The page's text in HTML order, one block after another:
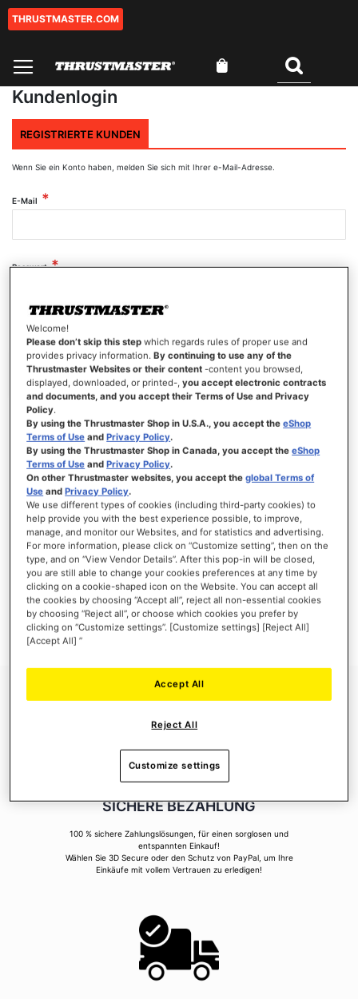
Zum
THRUSTMASTER.COM
Mein Warenkorb
Kundenlogin
REGISTRIERTE KUNDEN
Wenn Sie ein Konto haben, melden Sie sich mit Ihrer e-Mail-Adresse.
E-Mail
Passwort
Passwort anzeigen
ANMELDEN
Passwort vergessen?
NEUE KUNDEN
Ihre Anmeldung hat viele Vorteile: schnellerer Bestellvorgang, speichern von mehreren
Adressen, Sendungsverfolgung und vieles mehr.
EIN KONTO ERSTELLEN
SICHERE BEZAHLUNG
100 % sichere Zahlungslösungen, für einen sorglosen und
entspannten Einkauf!
Wählen Sie 3D Secure oder den Schutz von PayPal, um Ihre
Einkäufe mit vollem Vertrauen zu erledigen!
Welcome!
Please don’t skip this step which regards rules of proper use and
provides privacy information.By continuing to use any of the
Thrustmaster Websites or their content -content you browsed,
displayed, downloaded, or printed-,you accept electronic contracts
and documents, and you accept their Terms of Use and Privacy
Policy.
By using the Thrustmaster Shop in U.S.A., you accept theeShop
Terms of Use andPrivacy Policy.
By using the Thrustmaster Shop in Canada, you accept theeShop
Terms of Use andPrivacy Policy.
On other Thrustmaster websites, you accept theglobal Terms of
Use andPrivacy Policy.
We use different types of cookies (including third-party cookies) to
help provide you with the best experience possible, to improve,
manage, and monitor our Websites, and for statistics and advertising.
For more information, please click on “Customize setting”, then on the
type, and on “View Vendor Details”. After this pop-in will be closed,
you are still able to change your cookies preferences at any time by
clicking on a cookie-shaped icon on the Website. You can accept all
the cookies by choosing “Accept all”, reject all non-essential cookies
by choosing “Reject all”, or choose which cookies you prefer by
clicking on “Customize settings”. [Customize settings] [Reject All]
[Accept All] ”
Reject All
Accept All
Customize settings